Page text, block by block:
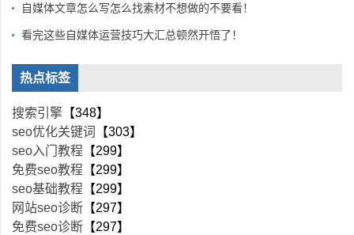
自媒体文章怎么写怎么找素材不想做的不要看！
看完这些自媒体运营技巧大汇总顿然开悟了！
热点标签
搜索引擎 【348】
seo优化关键词
【303】
seo入门教程 【299】
免费seo教程 【299】
seo基础教程 【299】
网站seo诊断 【297】
免费seo诊断 【297】